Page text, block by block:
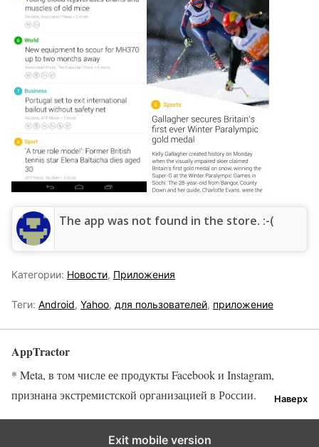
The app was not found in the store. :-(
Категории: Новости, Приложения
Теги: Android, Yahoo, для пользователей, приложение
AppTractor
Наверх
* Meta, в том числе ее продукты Facebook и Instagram,
признана экстремистской организацией в России.
Exit mobile version